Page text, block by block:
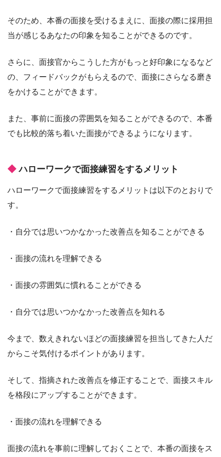
そのため、本番の面接を受けるまえに、面接の際に採用担
当が感じるあなたの印象を知ることができるのです。
さらに、面接官からこうした方がもっと好印象になるなど
の、フィードバックがもらえるので、面接にさらなる磨き
をかけることができます。
また、事前に面接の雰囲気を知ることができるので、本番
でも比較的落ち着いた面接ができるようになります。
ハローワークで面接練習をするメリット
ハローワークで面接練習をするメリットは以下のとおりで
す。
・自分では思いつかなかった改善点を知ることができる
・面接の流れを理解できる
・面接の雰囲気に慣れることができる
・自分では思いつかなかった改善点を知れる
今まで、数えきれないほどの面接練習を担当してきた人だ
からこそ気付けるポイントがあります。
そして、指摘された改善点を修正することで、面接スキル
を格段にアップすることができます。
・面接の流れを理解できる
面接の流れを事前に理解しておくことで、本番の面接をス